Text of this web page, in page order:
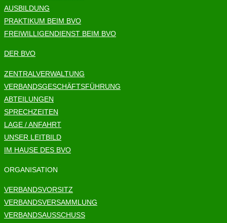
AUSBILDUNG
PRAKTIKUM BEIM BVO
FREIWILLIGENDIENST BEIM BVO
DER BVO
ZENTRALVERWALTUNG
VERBANDSGESCHÄFTSFÜHRUNG
ABTEILUNGEN
SPRECHZEITEN
LAGE / ANFAHRT
UNSER LEITBILD
IM HAUSE DES BVO
ORGANISATION
VERBANDSVORSITZ
VERBANDSVERSAMMLUNG
VERBANDSAUSSCHUSS